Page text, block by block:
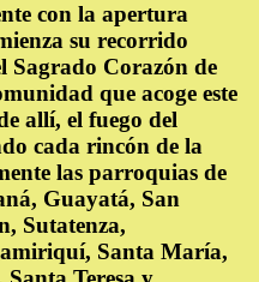
con la apertura
su recorrido
Sagrado Corazón de
que acoge este
allí, el fuego del
cada rincón de la
las parroquias de
Guayatá, San
Sutatenza,
Santa María,